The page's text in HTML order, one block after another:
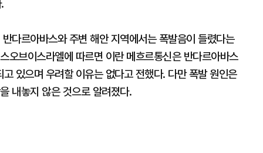
다르아바스와 주변 해안 지역에서는 폭발음이 들렸다는
오브이스라엘에 따르면 이란 메흐르통신은 반다르아바스
있으며 우려할 이유는 없다고 전했다. 다만 폭발 원인은
내놓지 않은 것으로 알려졌다.